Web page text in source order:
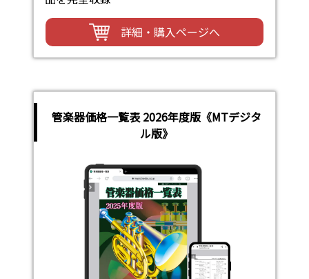
詳細・購入ページへ
管楽器価格一覧表 2026年度版《MTデジタ
ル版》